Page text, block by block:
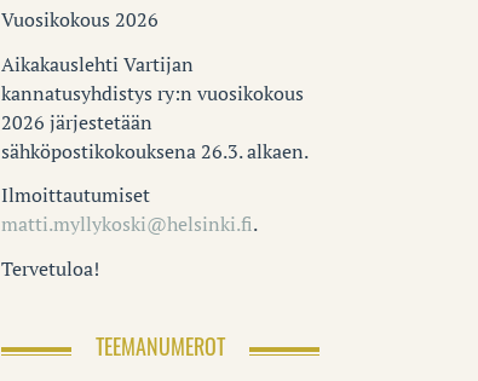
Vuosikokous 2026
Aikakauslehti Vartijan
kannatusyhdistys ry:n vuosikokous
2026 järjestetään
sähköpostikokouksena 26.3. alkaen.
Ilmoittautumiset
matti.myllykoski@helsinki.fi.
Tervetuloa!
TEEMANUMEROT